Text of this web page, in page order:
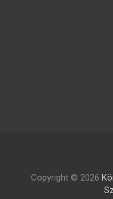
Copyright © 2026